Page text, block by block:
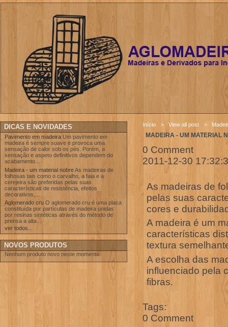
DICAS E NOVIDADES
Pavimento em madeira Um pavimento em
madeira é sempre suave e provoca uma
sensação de calor sob os pés. Porém, a
sensação e aspeto definitivos dependem do
acabamento...
Madeira - um material nobreAs madeiras de
folhosas tais como o carvalho, a faia e a
cerejeira são preferidas pelas suas
características de resistência, efeitos
decorativos,...
Aglomerado cru O aglomerado cru é uma placa
constituída por partículas de madeira unidas
por resinas sintéticas através do método de
prensa a alta...
ver todos...
NOVOS PRODUTOS
Nenhum produto novo neste momento
Início > View all post >
MADEIRA - UM MATERIAL
0 Comment
2011-12-30
As madeiras de
pelas suas
cores e
A madeira é um
características
textura
A escolha das
influenciado pela
fibras.
Tags:
0 Comment